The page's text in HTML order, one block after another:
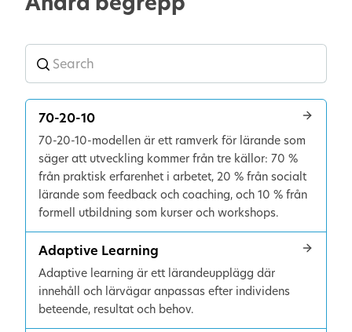
70-20-10
70-20-10-modellen är ett ramverk för lärande som
säger att utveckling kommer från tre källor: 70 %
från praktisk erfarenhet i arbetet, 20 % från socialt
lärande som feedback och coaching, och 10 % från
formell utbildning som kurser och workshops.
Adaptive Learning
Adaptive learning är ett lärandeupplägg där
innehåll och lärvägar anpassas efter individens
beteende, resultat och behov.